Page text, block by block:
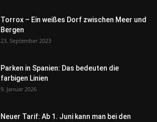
Torrox – Ein weißes Dorf zwischen Meer und
Bergen
23. September 2023
Parken in Spanien: Das bedeuten die
farbigen Linien
9. Januar 2026
Neuer Tarif: Ab 1. Juni kann man bei den